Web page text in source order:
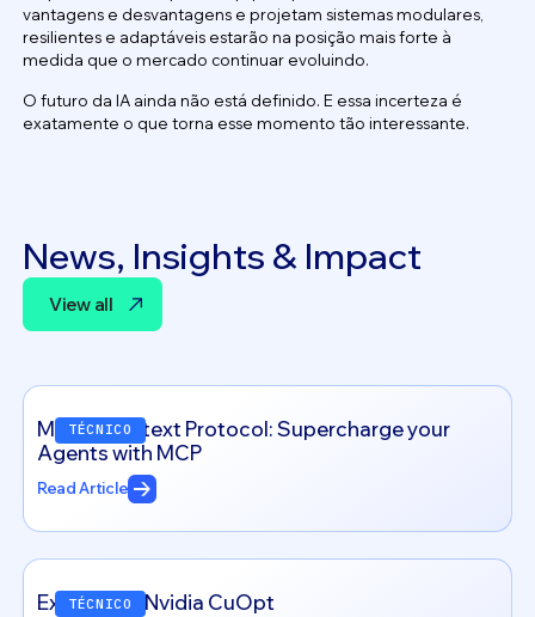
vantagens e desvantagens e projetam sistemas modulares,
resilientes e adaptáveis estarão na posição mais forte à
medida que o mercado continuar evoluindo.
O futuro da IA ainda não está definido. E essa incerteza é
exatamente o que torna esse momento tão interessante.
News, Insights & Impact
View all
TÉCNICO
Model Context Protocol: Supercharge your
Agents with MCP
Read Article
TÉCNICO
Exploring – Nvidia CuOpt